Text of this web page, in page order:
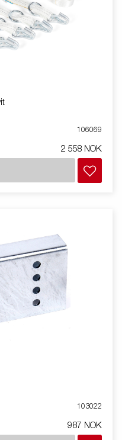
106069
2 558 NOK
103022
987 NOK